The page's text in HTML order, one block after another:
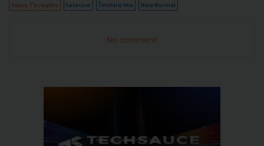
Saucy Thoughts telecom โทรคมนาคม New Normal
No comment